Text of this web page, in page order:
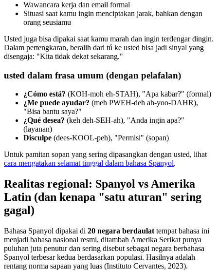
Wawancara kerja dan email formal
Situasi saat kamu ingin menciptakan jarak, bahkan dengan
orang seusiamu
Usted juga bisa dipakai saat kamu marah dan ingin terdengar dingin.
Dalam pertengkaran, beralih dari tú ke usted bisa jadi sinyal yang
disengaja: "Kita tidak dekat sekarang."
usted dalam frasa umum (dengan pelafalan)
¿Cómo está? (KOH-moh eh-STAH), "Apa kabar?" (formal)
¿Me puede ayudar? (meh PWEH-deh ah-yoo-DAHR),
"Bisa bantu saya?"
¿Qué desea? (keh deh-SEH-ah), "Anda ingin apa?"
(layanan)
Disculpe (dees-KOOL-peh), "Permisi" (sopan)
Untuk pamitan sopan yang sering dipasangkan dengan usted, lihat
cara mengatakan selamat tinggal dalam bahasa Spanyol.
Realitas regional: Spanyol vs Amerika
Latin (dan kenapa "satu aturan" sering
gagal)
Bahasa Spanyol dipakai di 20 negara berdaulat tempat bahasa ini
menjadi bahasa nasional resmi, ditambah Amerika Serikat punya
puluhan juta penutur dan sering disebut sebagai negara berbahasa
Spanyol terbesar kedua berdasarkan populasi. Hasilnya adalah
rentang norma sapaan yang luas (Instituto Cervantes, 2023).